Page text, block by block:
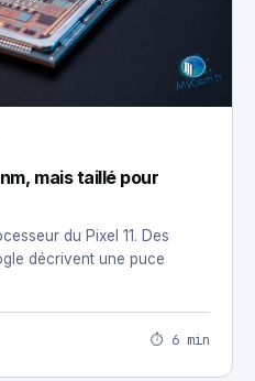
mais taillé pour
du Pixel 11. Des
décrivent une puce
⏱ 6 min